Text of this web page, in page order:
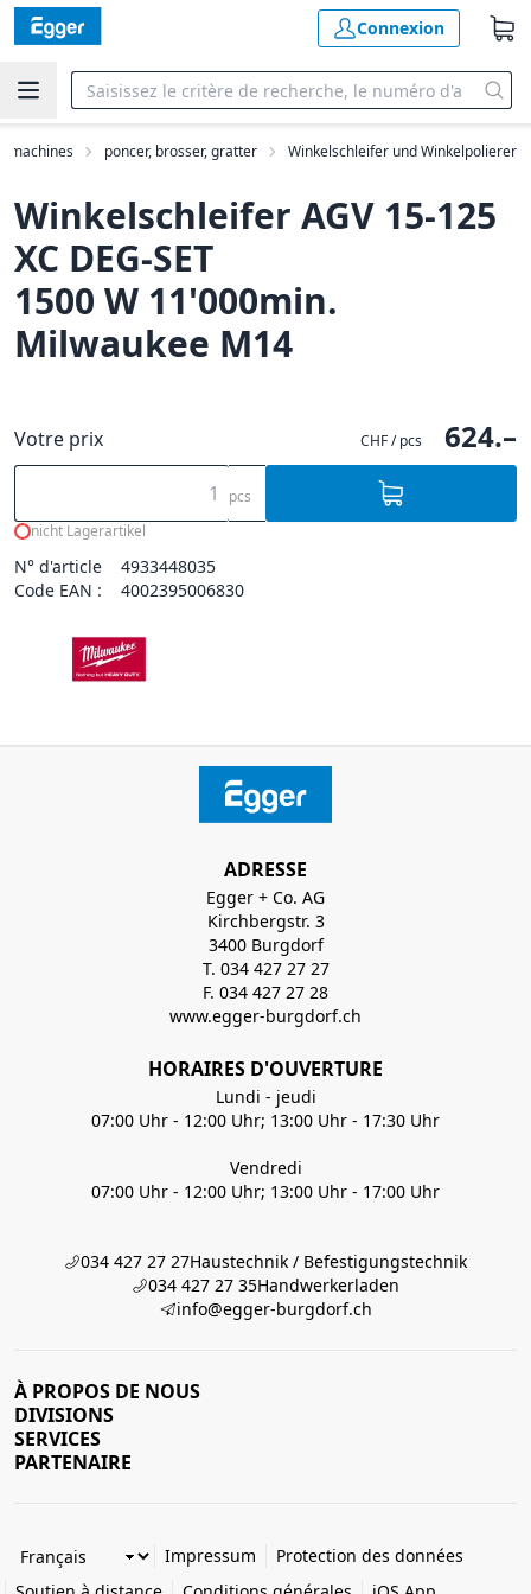
Connexion
machines poncer, brosser, gratter Winkelschleifer und Winkelpolierer
Winkelschleifer AGV 15-125
XC DEG-SET
1500 W 11'000min.
Milwaukee M14
Votre prix CHF / pcs 624.–
pcs
nicht Lagerartikel
N° d'article
4933448035
Code EAN :
4002395006830
ADRESSE
Egger + Co. AG
Kirchbergstr. 3
3400 Burgdorf
T. 034 427 27 27
F. 034 427 27 28
www.egger-burgdorf.ch
HORAIRES D'OUVERTURE
Lundi - jeudi
07:00 Uhr - 12:00 Uhr; 13:00 Uhr - 17:30 Uhr
Vendredi
07:00 Uhr - 12:00 Uhr; 13:00 Uhr - 17:00 Uhr
034 427 27 27Haustechnik / Befestigungstechnik
034 427 27 35Handwerkerladen
info@egger-burgdorf.ch
À PROPOS DE NOUS
DIVISIONS
SERVICES
PARTENAIRE
Impressum
Protection des données